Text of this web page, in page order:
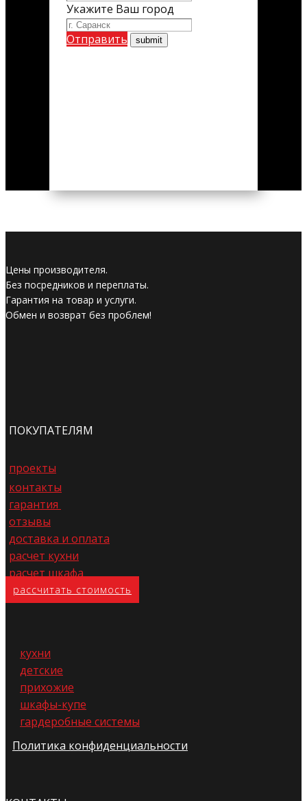
Укажите Ваш город
Отправить
Цены производителя.
Без посредников и переплаты.
Гарантия на товар и услуги.
Обмен и возврат без проблем!
ПОКУПАТЕЛЯМ
проекты
контакты
гарантия
отзывы
доставка и оплата
расчет кухни
расчет шкафа
расс​читать стоимость
кухни
детские
прихожие
шкафы-купе
гардеробные системы
Политика конфиденциальности